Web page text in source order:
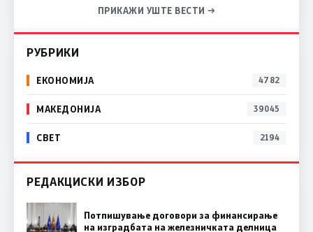
ПРИКАЖИ УШТЕ ВЕСТИ →
РУБРИКИ
ЕКОНОМИЈА 4782
МАКЕДОНИЈА 39045
СВЕТ 2194
РЕДАКЦИСКИ ИЗБОР
Потпишување договори за финансирање
на изградбата на железничката делница